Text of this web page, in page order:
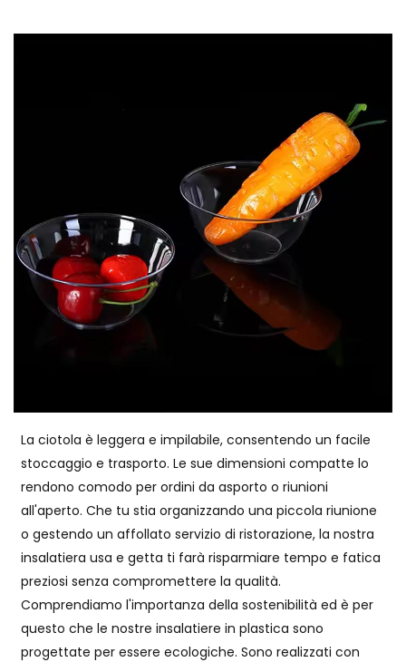
La ciotola è leggera e impilabile, consentendo un facile
stoccaggio e trasporto. Le sue dimensioni compatte lo
rendono comodo per ordini da asporto o riunioni
all'aperto. Che tu stia organizzando una piccola riunione
o gestendo un affollato servizio di ristorazione, la nostra
insalatiera usa e getta ti farà risparmiare tempo e fatica
preziosi senza compromettere la qualità.
Comprendiamo l'importanza della sostenibilità ed è per
questo che le nostre insalatiere in plastica sono
progettate per essere ecologiche. Sono realizzati con